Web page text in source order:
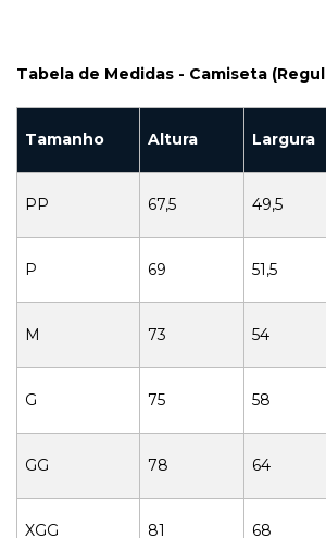
Tabela de Medidas - Camiseta
Tamanho Altura Largura
PP 67,5 49,5
P 69 51,5
M 73 54
G 75 58
GG 78 64
XGG 81 68